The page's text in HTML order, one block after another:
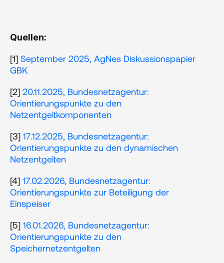
Quellen:
[1] September 2025, AgNes Diskussionspapier
GBK
[2] 20.11.2025, Bundesnetzagentur:
Orientierungspunkte zu den
Netzentgeltkomponenten
[3] 17.12.2025, Bundesnetzagentur:
Orientierungspunkte zu den dynamischen
Netzentgelten
[4] 17.02.2026, Bundesnetzagentur:
Orientierungspunkte zur Beteiligung der
Einspeiser
[5] 16.01.2026, Bundesnetzagentur:
Orientierungspunkte zu den
Speichernetzentgelten